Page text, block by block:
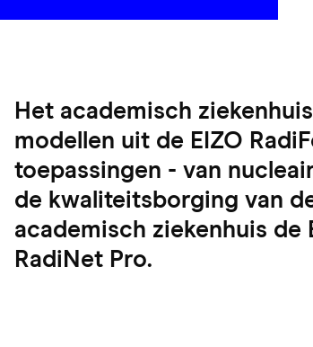
Het academisch
modellen uit de EIZO
toepassingen - van
de kwaliteitsborging van
academisch ziekenhuis de
RadiNet Pro.